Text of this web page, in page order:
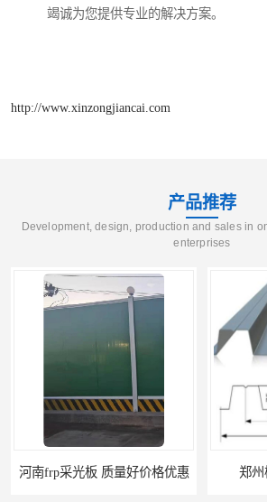
竭诚为您提供专业的解决方案。
http://www.xinzongjiancai.com
产品推荐
Development, design, production and sales in
enterprises
郑州楼层板厂家直销 *